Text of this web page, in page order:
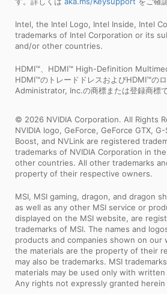
Intel, the Intel Logo, Intel Inside, Intel
trademarks of Intel Corporation or its
and/or other countries.
HDMI™、HDMI™ High-Definition
HDMI™のトレードドレスおよびHDMI™の
Administrator, Inc.の商標または登録商標で
© 2026 NVIDIA Corporation. All Rights
NVIDIA logo, GeForce, GeForce GTX, G-
Boost, and NVLink are registered
trademarks of NVIDIA Corporation in
other countries. All other trademarks
property of their respective owners.
MSI, MSI gaming, dragon, and dragon
as well as any other MSI service or
displayed on the MSI website, are
trademarks of MSI. The names and
products and companies shown on our
the materials are the property of their
may also be trademarks. MSI
materials may be used only with
Any rights not expressly granted